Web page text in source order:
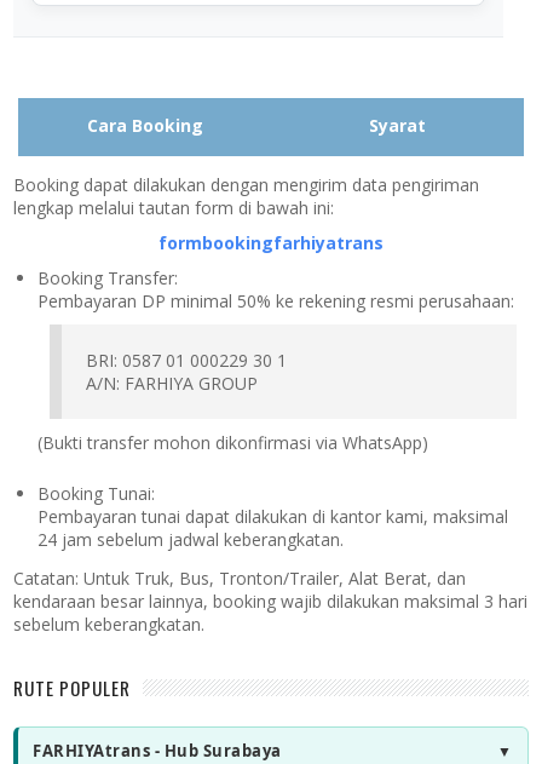
Cara Booking Syarat
Booking dapat dilakukan dengan mengirim data pengiriman
lengkap melalui tautan form di bawah ini:
formbookingfarhiyatrans
Booking Transfer:
Pembayaran DP minimal 50% ke rekening resmi perusahaan:
BRI: 0587 01 000229 30 1
A/N: FARHIYA GROUP
(Bukti transfer mohon dikonfirmasi via WhatsApp)
Booking Tunai:
Pembayaran tunai dapat dilakukan di kantor kami, maksimal
24 jam sebelum jadwal keberangkatan.
Catatan: Untuk Truk, Bus, Tronton/Trailer, Alat Berat, dan
kendaraan besar lainnya, booking wajib dilakukan maksimal 3 hari
sebelum keberangkatan.
RUTE POPULER
FARHIYAtrans - Hub Surabaya